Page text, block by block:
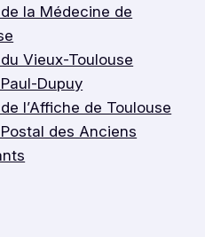
la Médecine de
Vieux-Toulouse
Dupuy
l’Affiche de Toulouse
des Anciens